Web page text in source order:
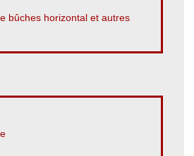
bûches horizontal et autres